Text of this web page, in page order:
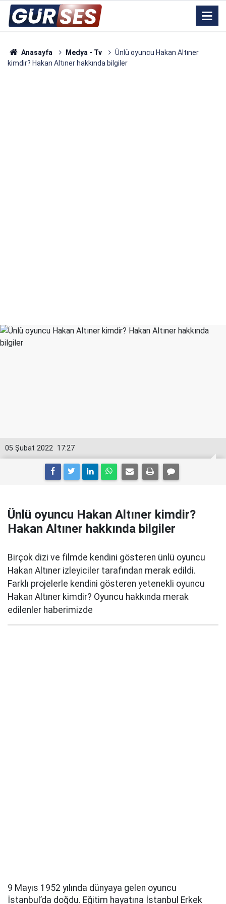
Anasayfa Medya - Tv
Ünlü oyuncu Hakan Altıner
kimdir? Hakan Altıner hakkında bilgiler
17:27
05 Şubat 2022
Ünlü oyuncu Hakan Altıner kimdir?
Hakan Altıner hakkında bilgiler
Birçok dizi ve filmde kendini gösteren ünlü oyuncu
Hakan Altıner izleyiciler tarafından merak edildi.
Farklı projelerle kendini gösteren yetenekli oyuncu
Hakan Altıner kimdir? Oyuncu hakkında merak
edilenler haberimizde
9 Mayıs 1952 yılında dünyaya gelen oyuncu
İstanbul’da doğdu. Eğitim hayatına İstanbul Erkek